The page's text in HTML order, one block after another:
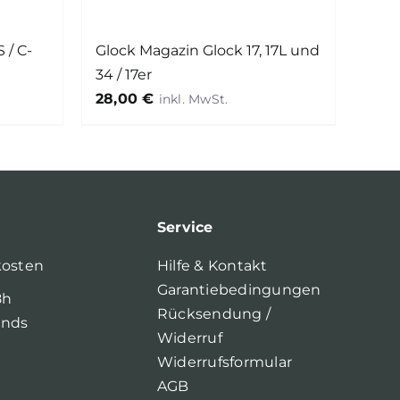
/ C-
Glock Magazin Glock 17, 17L und
34 / 17er
28,00€
Service
Hilfe & Kontakt
Garantiebedingungen
Rücksendung /
Widerruf
Widerrufsformular
AGB